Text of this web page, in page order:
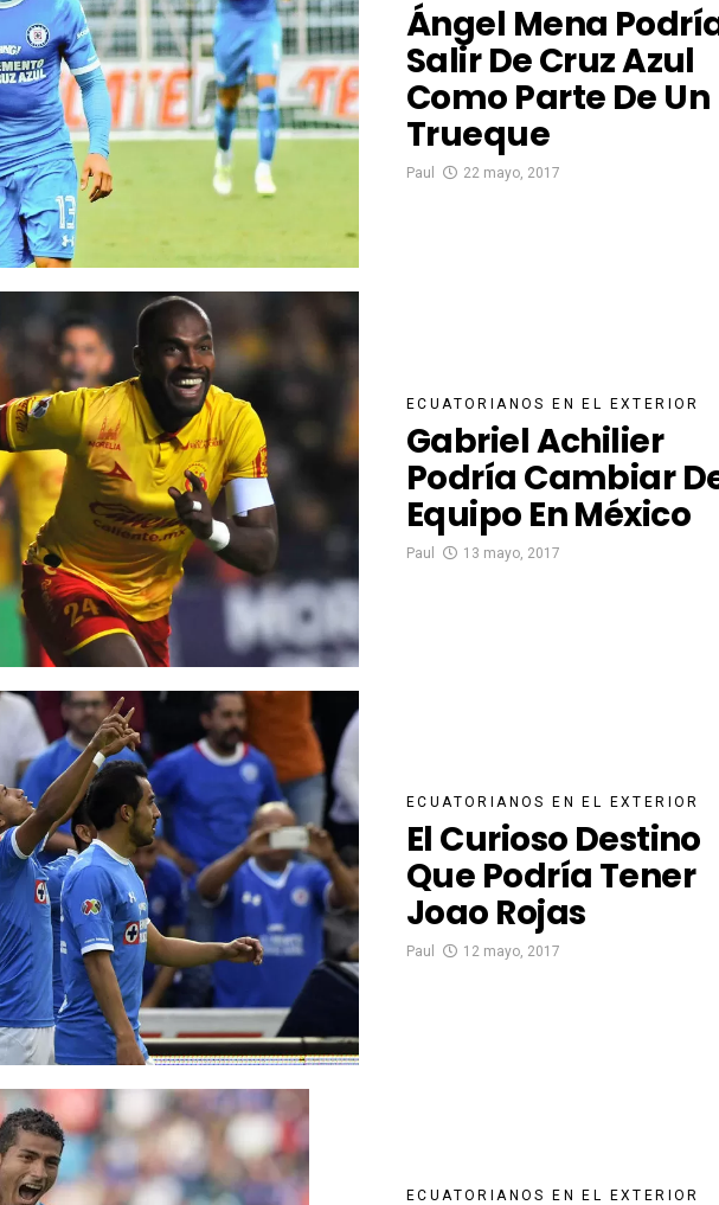
Ángel Mena
Salir De Cruz Azul
Como Parte De Un
Trueque
Paul 22 mayo, 2017
ECUATORIANOS EN EL EXTERIOR
Gabriel Achilier
Podría Cambiar
Equipo En México
Paul 13 mayo, 2017
ECUATORIANOS EN EL EXTERIOR
El Curioso Destino
Que Podría Tener
Joao Rojas
Paul 12 mayo, 2017
ECUATORIANOS EN EL EXTERIOR